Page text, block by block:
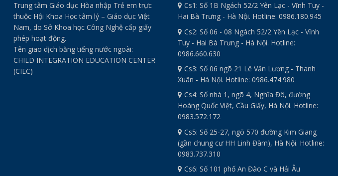
Trung tâm Giáo dục Hòa nhập Trẻ em trực
thuộc Hội Khoa Học tâm lý – Giáo dục Việt
Nam, do Sở Khoa học Công Nghệ cấp giấy
phép hoạt động.
Tên giao dịch bằng tiếng nước ngoài:
CHILD INTEGRATION EDUCATION CENTER
(CIEC)
Cs1: Số 1B Ngách 52/2 Yên Lạc - Vĩnh Tuy -
Hai Bà Trưng - Hà Nội. Hotline: 0986.180.945
Cs2: Số 06 - 08 Ngách 52/2 Yên Lạc - Vĩnh
Tuy - Hai Bà Trưng - Hà Nội. Hotline:
0986.660.630
Cs3: Số 06 ngõ 21 Lê Văn Lương - Thanh
Xuân - Hà Nội. Hotline: 0986.474.980
Cs4: Số nhà 1, ngõ 4, Nghĩa Đô, đường
Hoàng Quốc Việt, Cầu Giấy, Hà Nội. Hotline:
0983.572.172
Cs5: Số 25-27, ngõ 570 đường Kim Giang
(gần chung cư HH Linh Đàm), Hà Nội. Hotline:
0983.737.310
Cs6: Số 101 phố An Đào C và Hải Âu